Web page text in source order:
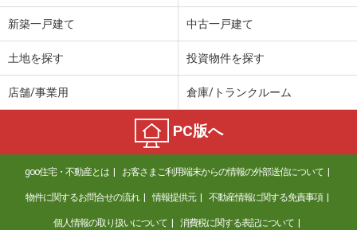
6.35万円
富山県富山市下新本町
6.90万円
住 所
富山県富山市下新本町
専有面積 50.37m²
間取り
1LDK
富山県砺波市苗加
新築一戸建て 中古一戸建て
土地を探す 投資物件を探す
店舗/事業用 倉庫/トランクルーム
PC版へ
goo住宅・不動産とは お客さまご利用端末からの情報の外部送信について
物件に関するお問合せの流れ 情報提供元 不動産情報に関する免責事項
個人情報の取り扱いについて 消費税に関する表記について